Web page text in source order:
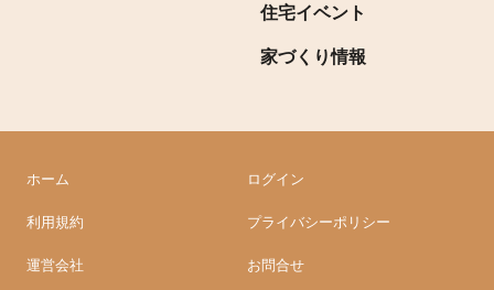
住宅イベント
家づくり情報
ホーム ログイン
利用規約 プライバシーポリシー
運営会社 お問合せ